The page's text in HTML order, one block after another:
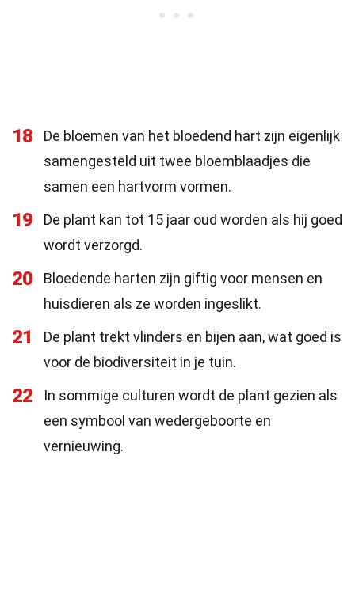
18
De bloemen van het bloedend hart zijn eigenlijk
samengesteld uit twee bloemblaadjes die
samen een hartvorm vormen.
19
De plant kan tot 15 jaar oud worden als hij goed
wordt verzorgd.
20
Bloedende harten zijn giftig voor mensen en
huisdieren als ze worden ingeslikt.
21
De plant trekt vlinders en bijen aan, wat goed is
voor de biodiversiteit in je tuin.
22
In sommige culturen wordt de plant gezien als
een symbool van wedergeboorte en
vernieuwing.